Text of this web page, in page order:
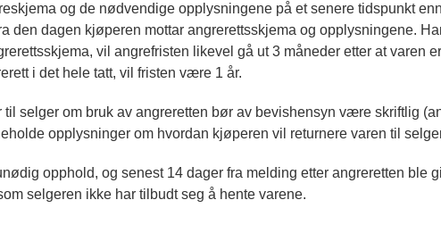
og de nødvendige opplysningene på et senere tidspunkt
den dagen kjøperen mottar angrerettsskjema og opplysningene.
vil angrefristen likevel gå ut 3 måneder etter at varen
i det hele tatt, vil fristen være 1 år.
til selger om bruk av angreretten bør av bevishensyn være skriftlig
opplysninger om hvordan kjøperen vil returnere varen til
opphold, og senest 14 dager fra melding etter angreretten ble
selgeren ikke har tilbudt seg å hente varene.